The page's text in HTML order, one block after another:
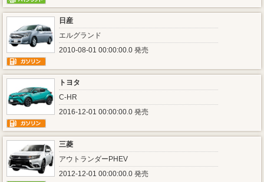
日産
エルグランド
2010-08-01 00:00:00.0 発売
トヨタ
C-HR
2016-12-01 00:00:00.0 発売
三菱
アウトランダーPHEV
2012-12-01 00:00:00.0 発売